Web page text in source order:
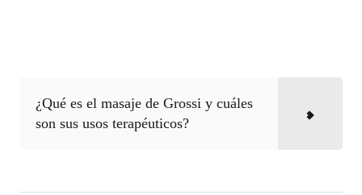
¿Qué es el masaje de Grossi y cuáles
son sus usos terapéuticos?